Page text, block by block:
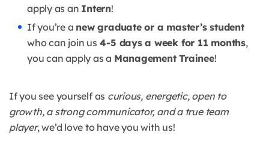
apply as an Intern!
If you’re a new graduate or a master’s student
who can join us 4-5 days a week for 11 months,
you can apply as a Management Trainee!
If you see yourself as curious, energetic, open to
growth, a strong communicator, and a true team
player, we’d love to have you with us!